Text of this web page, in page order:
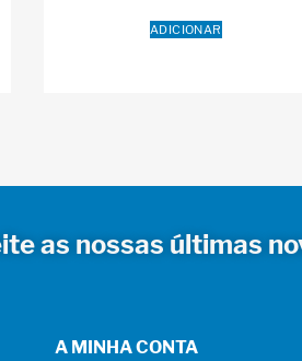
ADICIONAR
as nossas últimas
A MINHA CONTA